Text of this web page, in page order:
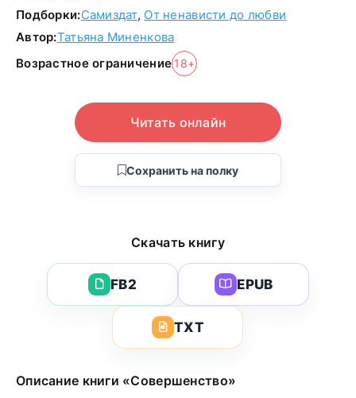
Подборки:Самиздат, От ненависти до любви
Автор:Татьяна Миненкова
Возрастное ограничение 18+
Читать онлайн
Сохранить на полку
Скачать книгу
FB2 EPUB
TXT
Описание книги «Совершенство»